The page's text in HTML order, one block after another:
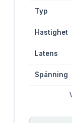
Typ
Hastighet
Latens
Spänning